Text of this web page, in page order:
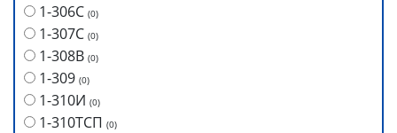
1-306С (0)
1-307С (0)
1-308В (0)
1-309 (0)
1-310И (0)
1-310ТСП (0)